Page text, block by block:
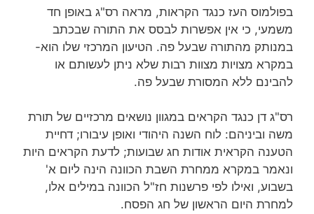
בפולמוס העז כנגד הקראות, מראה רס"ג באופן חד
משמעי, כי אין אפשרות לבסס את התורה שבכתב
במנותק מהתורה שבעל פה. הטיעון המרכזי שלו הוא-
במקרא מצויות מצוות רבות שלא ניתן לעשותם או
להבינם ללא המסורת שבעל פה.
רס"ג דן כנגד הקראים במגוון נושאים מרכזיים של תורת
משה וביניהם: לוח השנה היהודי ואופן עיבורו; דחיית
הטענה הקראית אודות חג שבועות; לדעת הקראים היות
ונאמר במקרא ממחרת השבת הכוונה הינה ליום א'
בשבוע, ואילו לפי פרשנות חז"ל הכוונה במילים אלו,
למחרת היום הראשון של חג הפסח.